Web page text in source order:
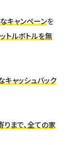
キャンペーンを
トルボトルを無
ャッシュバック
まで、全ての家